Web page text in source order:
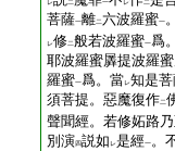
レ 二 一 レ 二
菩薩一離二六波羅蜜一
レ修二般若波羅蜜一爲
耶波羅蜜羼提波羅
羅蜜一爲。當レ知是
須菩提。惡魔復作二
聲聞經。若修妬路
別演四説如 レ是經一。